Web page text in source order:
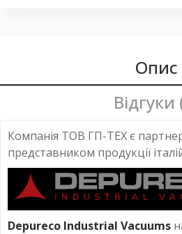
Опис
Відгуки
Компанія ТОВ ГП-ТЕХ є
представником продукції
Depureco Industrial Vacuums